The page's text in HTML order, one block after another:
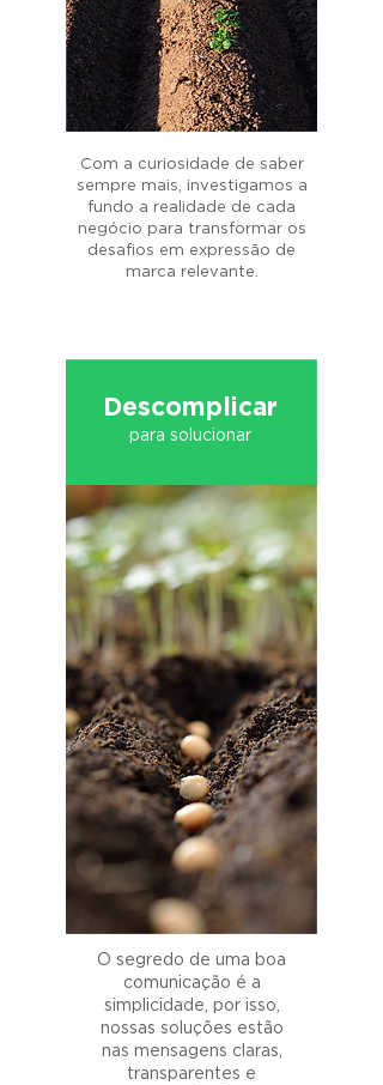
Com a curiosidade de saber
sempre mais, investigamos a
fundo a realidade de cada
negócio para transformar os
desafios em expressão de
marca relevante.
Descomplicar
para solucionar
O segredo de uma boa
comunicação é a
simplicidade, por isso,
nossas soluções estão
nas mensagens claras,
transparentes e